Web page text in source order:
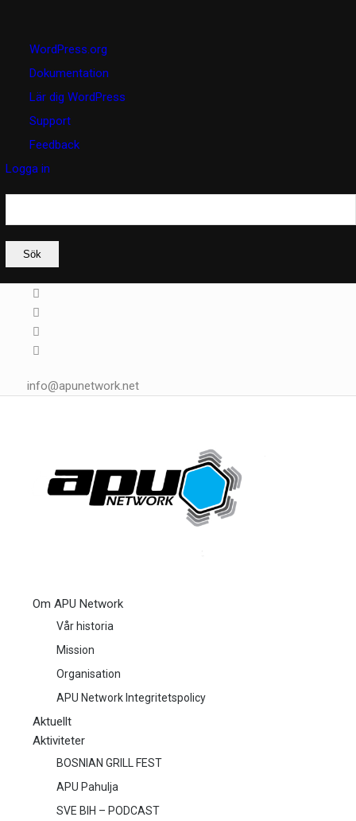
WordPress
WordPress.org
Dokumentation
Lär dig WordPress
Support
Feedback
Logga in
Sök
info@apunetwork.net
Om APU Network
Vår historia
Mission
Organisation
APU Network Integritetspolicy
Aktuellt
Aktiviteter
BOSNIAN GRILL FEST
APU Pahulja
SVE BIH – PODCAST